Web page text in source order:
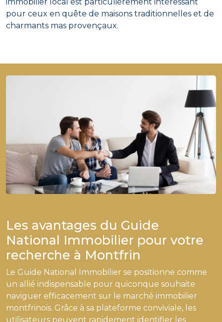
immobilier local est particulièrement intéressant
pour ceux en quête de maisons traditionnelles et de
charmants mas provençaux.
Les avantages du Guide
National Immobilier pour votre
recherche à Montfrin
Le Guide National Immobilier se positionne comme
un allié indispensable pour quiconque souhaite
naviguer efficacement sur le marché immobilier
montfrinois. Grâce à sa plateforme conviviale, les
utilisateurs peuvent rapidement identifier les